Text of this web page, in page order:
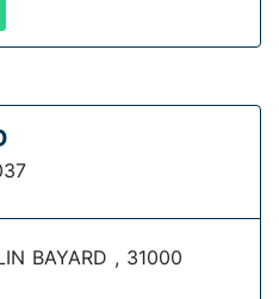
BAYARD , 31000